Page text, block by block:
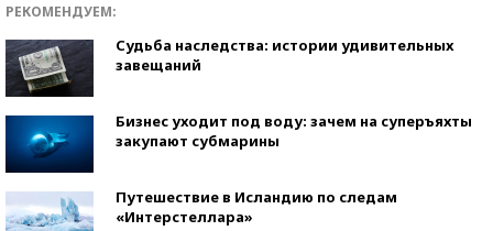
РЕКОМЕНДУЕМ:
Судьба наследства: истории удивительных
завещаний
Бизнес уходит под воду: зачем на суперъяхты
закупают субмарины
Путешествие в Исландию по следам
«Интерстеллара»